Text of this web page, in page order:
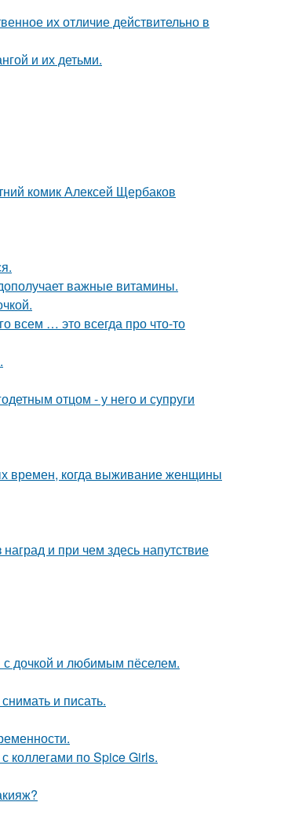
их отличие действительно в
и их детьми.
комик Алексей Щербаков
важные витамины.
всем … это всегда про что-то
отцом - у него и супруги
времен, когда выживание женщины
и при чем здесь напутствие
дочкой и любимым пёселем.
и писать.
коллегами по Spice Girls.